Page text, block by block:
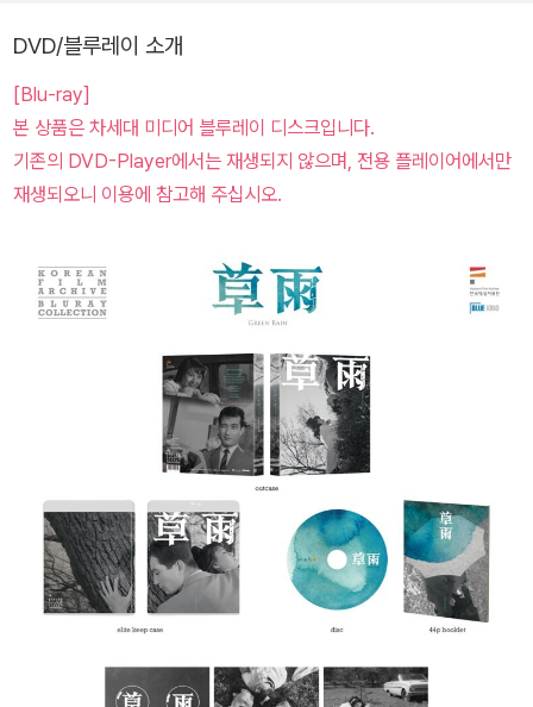
DVD/블루레이 소개
[Blu-ray]
본 상품은 차세대 미디어 블루레이 디스크입니다.
기존의 DVD-Player에서는 재생되지 않으며, 전용 플레이어에서만
재생되오니 이용에 참고해 주십시오.